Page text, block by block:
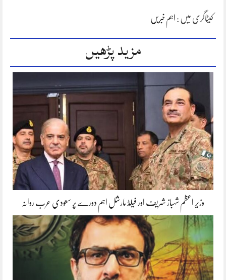
کیٹاگری میں : اہم خبریں
مزید پڑھیں
وزیر اعظم شہباز شریف اور فیلڈ مارشل اہم دورے پر سعودی عرب روانہ